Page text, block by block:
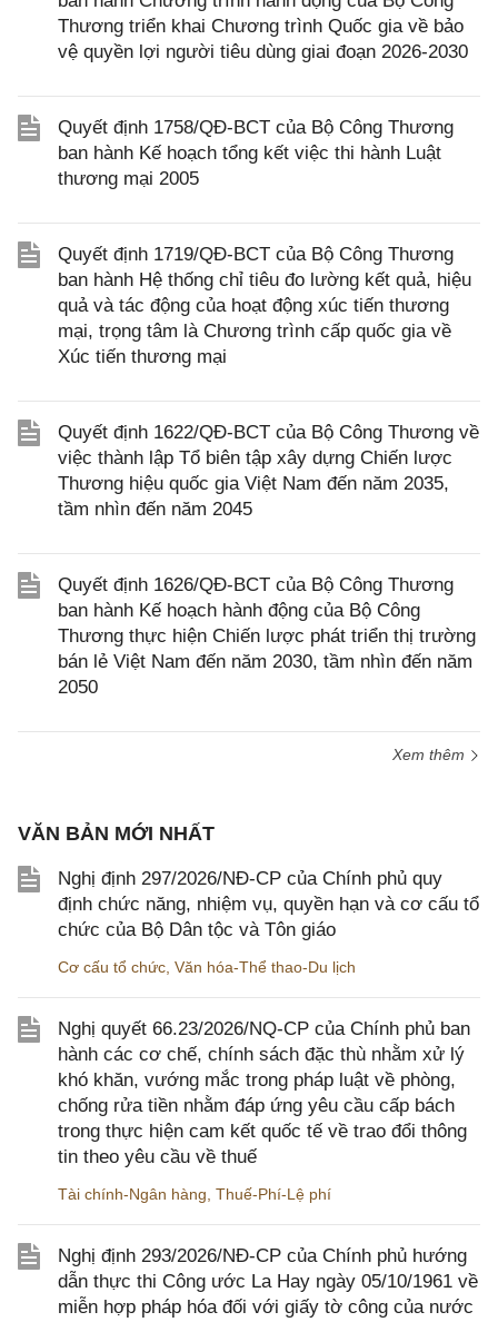
Thương triển khai Chương trình Quốc gia về bảo
vệ quyền lợi người tiêu dùng giai đoạn 2026-2030
Quyết định 1758/QĐ-BCT của Bộ Công Thương
ban hành Kế hoạch tổng kết việc thi hành Luật
thương mại 2005
Quyết định 1719/QĐ-BCT của Bộ Công Thương
ban hành Hệ thống chỉ tiêu đo lường kết quả, hiệu
quả và tác động của hoạt động xúc tiến thương
mại, trọng tâm là Chương trình cấp quốc gia về
Xúc tiến thương mại
Quyết định 1622/QĐ-BCT của Bộ Công Thương về
việc thành lập Tổ biên tập xây dựng Chiến lược
Thương hiệu quốc gia Việt Nam đến năm 2035,
tầm nhìn đến năm 2045
Quyết định 1626/QĐ-BCT của Bộ Công Thương
ban hành Kế hoạch hành động của Bộ Công
Thương thực hiện Chiến lược phát triển thị trường
bán lẻ Việt Nam đến năm 2030, tầm nhìn đến năm
2050
Xem thêm
VĂN BẢN MỚI NHẤT
Nghị định 297/2026/NĐ-CP của Chính phủ quy
định chức năng, nhiệm vụ, quyền hạn và cơ cấu tổ
chức của Bộ Dân tộc và Tôn giáo
Cơ cấu tổ chức Văn hóa-Thể thao-Du lịch
Nghị quyết 66.23/2026/NQ-CP của Chính phủ ban
hành các cơ chế, chính sách đặc thù nhằm xử lý
khó khăn, vướng mắc trong pháp luật về phòng,
chống rửa tiền nhằm đáp ứng yêu cầu cấp bách
trong thực hiện cam kết quốc tế về trao đổi thông
tin theo yêu cầu về thuế
Tài chính-Ngân hàng Thuế-Phí-Lệ phí
Nghị định 293/2026/NĐ-CP của Chính phủ hướng
dẫn thực thi Công ước La Hay ngày 05/10/1961 về
miễn hợp pháp hóa đối với giấy tờ công của nước